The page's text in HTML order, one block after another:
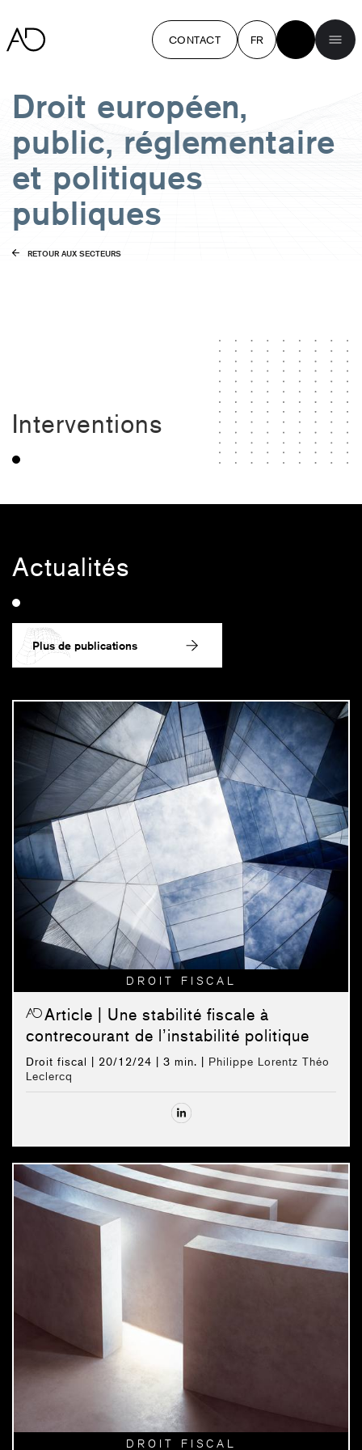
CONTACT FR
Droit européen,
public, réglementaire
et politiques
publiques
RETOUR AUX SECTEURS
Interventions
Actualités
Plus de publications
DROIT FISCAL
Article | Une stabilité fiscale à
contrecourant de l’instabilité politique
Droit fiscal | 20/12/24 | 3 min. | Philippe Lorentz Théo
Leclercq
DROIT FISCAL